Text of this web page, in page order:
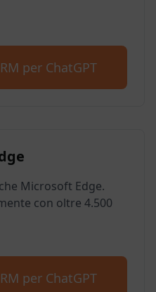
per ChatGPT
Microsoft Edge.
con oltre 4.500
per ChatGPT